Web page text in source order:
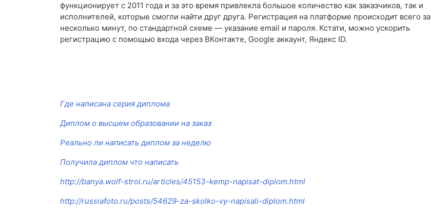
функционирует с 2011 года и за это время привлекла большое количество как заказчиков, так и
исполнителей, которые смогли найти друг друга. Регистрация на платформе происходит всего за
несколько минут, по стандартной схеме — указание email и пароля. Кстати, можно ускорить
регистрацию с помощью входа через ВКонтакте, Google аккаунт, Яндекс ID.
Где написана серия диплома
Диплом о высшем образовании на заказ
Реально ли написать диплом за неделю
Получила диплом что написать
http://banya.wolf-stroi.ru/articles/45153-kemp-napisat-diplom.html
http://russiafoto.ru/posts/54629-za-skolko-vy-napisali-diplom.html